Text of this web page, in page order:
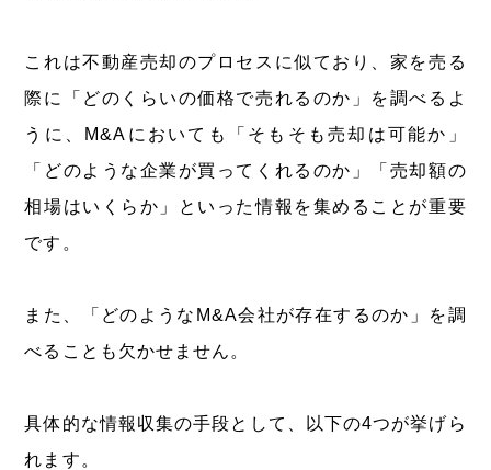
これは不動産売却のプロセスに似ており、家を売る
際に「どのくらいの価格で売れるのか」を調べるよ
うに、M&Aにおいても「そもそも売却は可能か」
「どのような企業が買ってくれるのか」「売却額の
相場はいくらか」といった情報を集めることが重要
です。
また、「どのようなM&A会社が存在するのか」を調
べることも欠かせません。
具体的な情報収集の手段として、以下の4つが挙げら
れます。